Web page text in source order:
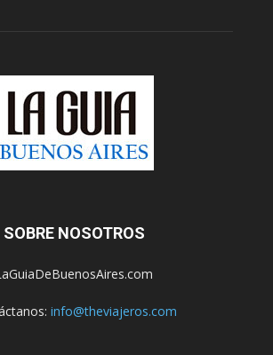
SOBRE NOSOTROS
info@theviajeros.com